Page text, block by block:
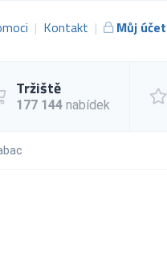
Kontakt Můj účet
Tržiště
177 144 nabídek